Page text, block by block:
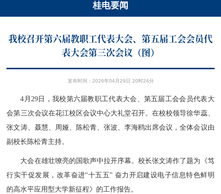
桂电要闻
我校召开第六届教职工代表大会、第五届工会会员代
表大会第三次会议（图）
发布时间：2026年04月29日 20时24分
4 月29 日，我校第六届教职工代表大会、第五届工会会员代表大
会第三次会议在花江校区会议中心大礼堂召开。在校校领导徐华蕊、
张文涛、聂慧、周娅、陈松青、张波、李海鸥出席会议，全体会议由
副校长陈松青主持。
大会在雄壮嘹亮的国歌声中拉开序幕。校长张文涛作了题为《笃
行实干促发展，改革奋进“十五五” 奋力开启建设电子信息特色鲜明
的高水平应用型大学新征程》的工作报告。